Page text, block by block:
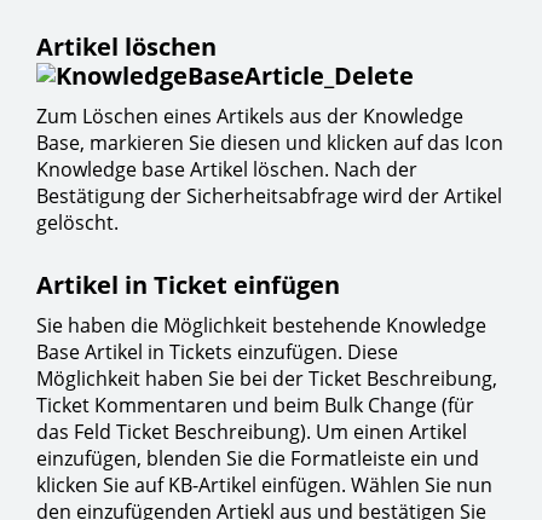
Artikel löschen
Zum Löschen eines Artikels aus der Knowledge
Base, markieren Sie diesen und klicken auf das Icon
Knowledge base Artikel löschen. Nach der
Bestätigung der Sicherheitsabfrage wird der Artikel
gelöscht.
Artikel in Ticket einfügen
Sie haben die Möglichkeit bestehende Knowledge
Base Artikel in Tickets einzufügen. Diese
Möglichkeit haben Sie bei der Ticket Beschreibung,
Ticket Kommentaren und beim Bulk Change (für
das Feld Ticket Beschreibung). Um einen Artikel
einzufügen, blenden Sie die Formatleiste ein und
klicken Sie auf KB-Artikel einfügen. Wählen Sie nun
den einzufügenden Artiekl aus und bestätigen Sie